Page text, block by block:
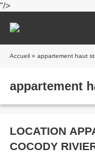
"/>
Accueil » appartement haut
appartement
LOCATION
COCODY